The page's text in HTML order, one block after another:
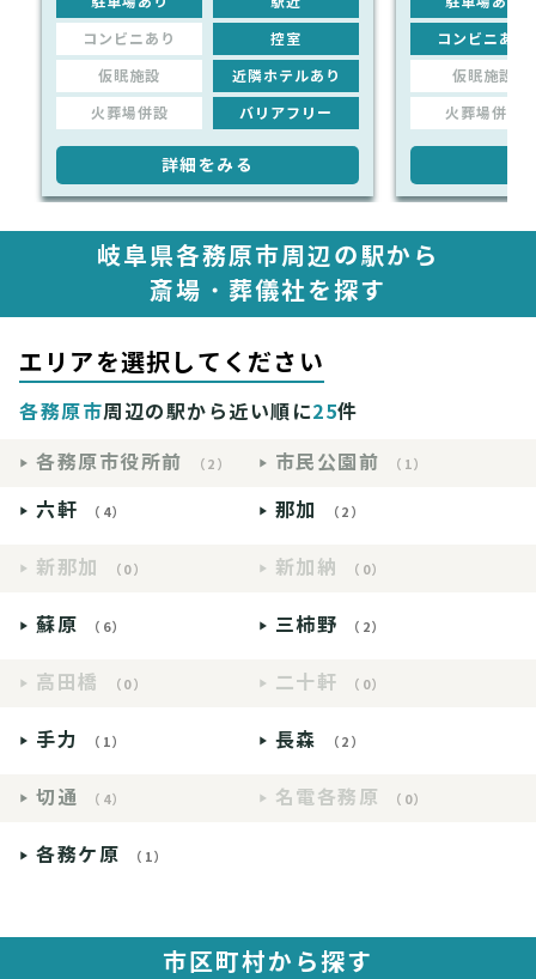
コンビニあり 控室
仮眠施設 近隣ホテルあり
火葬場併設 バリアフリー
詳細をみる
コンビニあり
仮眠施設
火葬場併設
岐阜県各務原市周辺の駅から
斎場・葬儀社を探す
エリアを選択してください
各務原市周辺の駅から近い順に25件
各務原市役所前
（2） 市民公園前 （1）
六軒 （4） 那加 （2）
新那加 （0） 新加納 （0）
蘇原 （6） 三柿野 （2）
高田橋 （0） 二十軒 （0）
手力 （1） 長森 （2）
切通 （4） 名電各務原 （0）
各務ケ原 （1）
市区町村から探す